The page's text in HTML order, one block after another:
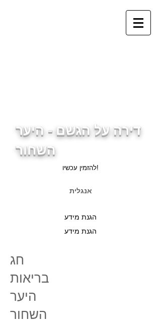
להזמין עכשיו!
דירה על הגשם - היער
השחור
אנגלית
הגנת מידע
הגנת מידע
חג
בריאות
היער
השחור